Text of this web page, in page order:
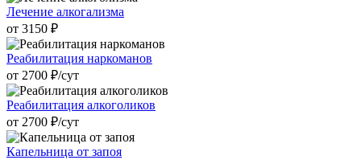
Лечение алкогализма
от 3150 ₽
Реабилитация наркоманов
от 2700 ₽/cут
Реабилитация алкоголиков
от 2700 ₽/cут
Капельница от запоя